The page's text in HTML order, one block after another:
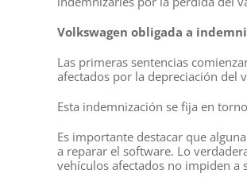
Volkswagen obligada a
Las primeras sentencias
afectados por la depreciación del
Esta indemnización se fija en
Es importante destacar que
a reparar el software. Lo
vehículos afectados no impiden a